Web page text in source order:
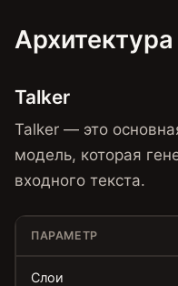
Архитектура
Talker
Talker — это
модель, которая
входного текста.
ПАРАМЕТР
Слои